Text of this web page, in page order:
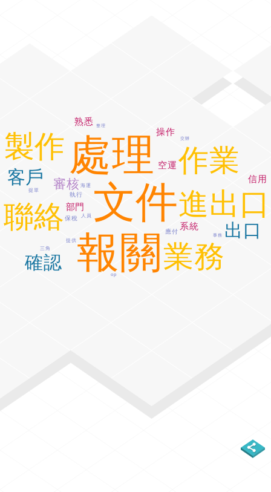
文件
報關
處理
進出口
作業
聯絡
業務
製作
客戶
出口
確認
審核
空運
部門
系統
信用
操作
熟悉
執行
應付
保稅 人員
海運
提供
提單
op
三角
事務
整理
交辦